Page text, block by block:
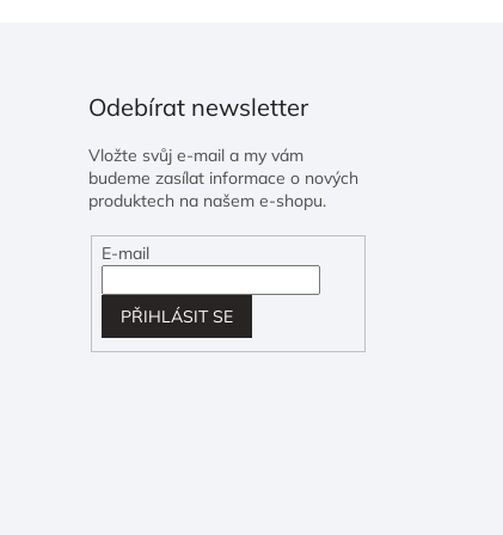
Odebírat newsletter
Vložte svůj e-mail a my vám
budeme zasílat informace o nových
produktech na našem e-shopu.
E-mail
PŘIHLÁSIT SE